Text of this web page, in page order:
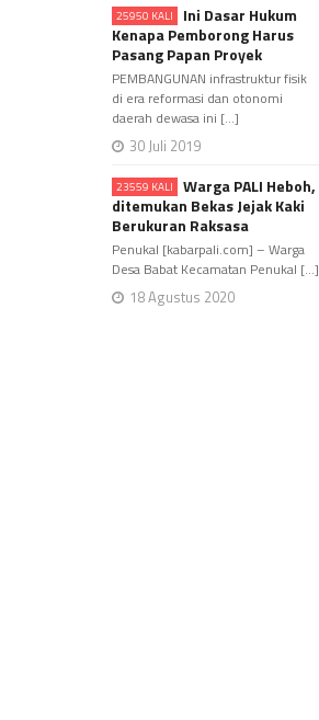
25950 KALI
Ini Dasar Hukum
Kenapa Pemborong Harus
Pasang Papan Proyek
PEMBANGUNAN infrastruktur fisik
di era reformasi dan otonomi
daerah dewasa ini [...]
30 Juli 2019
23559 KALI
Warga PALI Heboh,
ditemukan Bekas Jejak Kaki
Berukuran Raksasa
Penukal [kabarpali.com] – Warga
Desa Babat Kecamatan Penukal [...]
18 Agustus 2020